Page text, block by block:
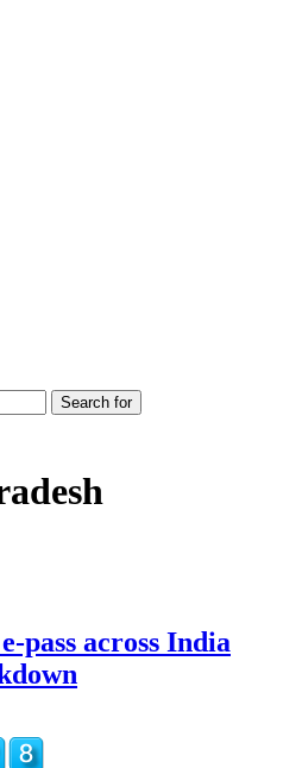
Search for
pass across India